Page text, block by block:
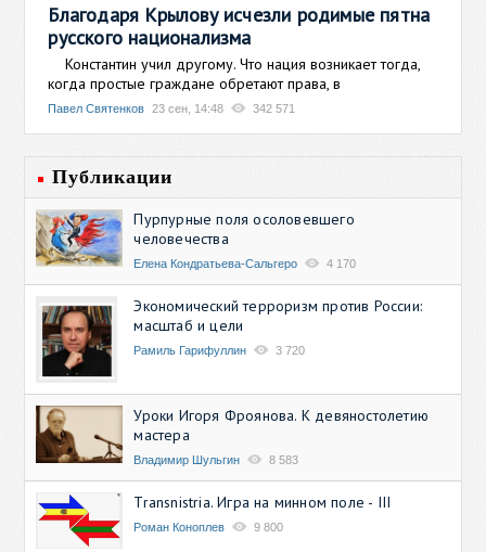
Благодаря Крылову исчезли родимые пятна
русского национализма
Константин учил другому. Что нация возникает тогда,
когда простые граждане обретают права, в
Павел Святенков 23 сен, 14:48 342 571
Публикации
Пурпурные поля осоловевшего
человечества
Елена Кондратьева-Сальгеро 4 170
Экономический терроризм против России:
масштаб и цели
Рамиль Гарифуллин 3 720
Уроки Игоря Фроянова. К девяностолетию
мастера
Владимир Шульгин 8 583
Transnistria. Игра на минном поле - III
Роман Коноплев 9 800